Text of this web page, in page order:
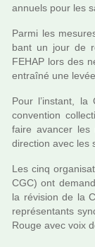
annuels pour les
Parmi les
bant un jour de
FEHAP lors des
entraîné une
Pour l’ins­tant, la
conven­tion
faire avan­cer les
direc­tion avec les
Les cinq
CGC) ont
la révi­sion de la
repré­sen­tants
Rouge avec voix